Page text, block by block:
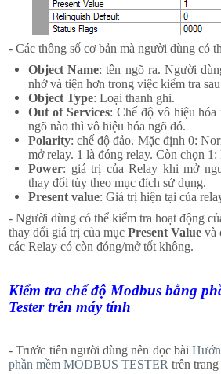
- Các thông số cơ bản mà người dùng có
Object Name: tên ngõ ra. Người
nhớ và tiện hơn trong việc kiểm tra
Object Type: Loại thanh ghi.
Out of Services: Chế độ vô hiệu
ngõ nào thì vô hiệu hóa ngõ đó.
Polarity: chế độ đảo. Mặc định 0:
mở relay. 1 là đóng relay. Còn chọn
Power: giá trị của Relay khi mở
thay đổi tùy theo mục đích sử dụng.
Present value: Giá trị hiện tại của
- Người dùng có thể kiểm tra hoạt động
thay đổi giá trị của mục Present Value và
các Relay có còn đóng/mở tốt không.
Kiểm tra chế độ Modbus bằng
Tester trên máy tính
- Trước tiên người dùng nên đọc bài
phần mềm MODBUS TESTER trên